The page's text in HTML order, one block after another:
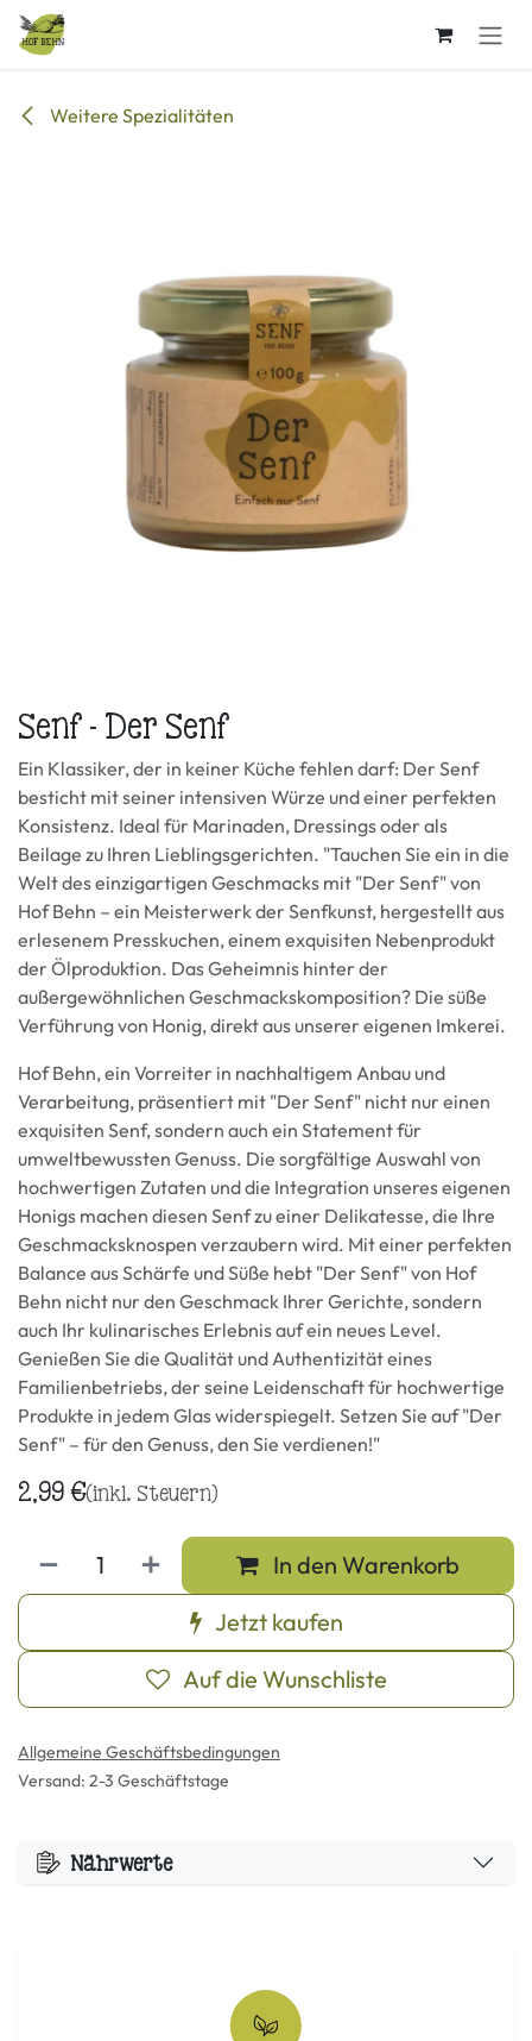
Zum Inhalt springen
Weitere Spezialitäten
Senf - Der Senf
Ein Klassiker, der in keiner Küche fehlen darf: Der Senf
besticht mit seiner intensiven Würze und einer perfekten
Konsistenz. Ideal für Marinaden, Dressings oder als
Beilage zu Ihren Lieblingsgerichten. "Tauchen Sie ein in die
Welt des einzigartigen Geschmacks mit "Der Senf" von
Hof Behn – ein Meisterwerk der Senfkunst, hergestellt aus
erlesenem Presskuchen, einem exquisiten Nebenprodukt
der Ölproduktion. Das Geheimnis hinter der
außergewöhnlichen Geschmackskomposition? Die süße
Verführung von Honig, direkt aus unserer eigenen Imkerei.
Hof Behn, ein Vorreiter in nachhaltigem Anbau und
Verarbeitung, präsentiert mit "Der Senf" nicht nur einen
exquisiten Senf, sondern auch ein Statement für
umweltbewussten Genuss. Die sorgfältige Auswahl von
hochwertigen Zutaten und die Integration unseres eigenen
Honigs machen diesen Senf zu einer Delikatesse, die Ihre
Geschmacksknospen verzaubern wird. Mit einer perfekten
Balance aus Schärfe und Süße hebt "Der Senf" von Hof
Behn nicht nur den Geschmack Ihrer Gerichte, sondern
auch Ihr kulinarisches Erlebnis auf ein neues Level.
Genießen Sie die Qualität und Authentizität eines
Familienbetriebs, der seine Leidenschaft für hochwertige
Produkte in jedem Glas widerspiegelt. Setzen Sie auf "Der
Senf" – für den Genuss, den Sie verdienen!"
2,99€(inkl. Steuern)
In den Warenkorb
Jetzt kaufen
Auf die Wunschliste
Allgemeine Geschäftsbedingungen
Versand: 2-3 Geschäftstage
Nährwerte